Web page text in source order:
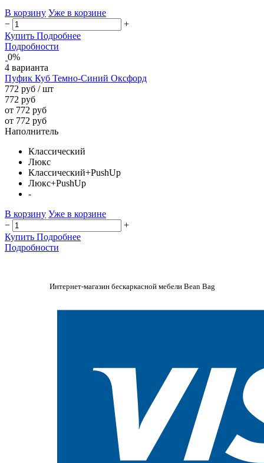
В корзину Уже в корзине
−
+
Купить Подробнее
Подробности
0%
4 варианта
Пуфик Куб Темно-Синий Оксфорд
772 руб / шт
772 руб
от 772 руб
от 772 руб
Наполнитель
Классический
Люкс
Классический+PushUp
Люкс+PushUp
-
В корзину Уже в корзине
−
+
Купить Подробнее
Подробности
Интернет-магазин бескаркасной мебели Bean Bag